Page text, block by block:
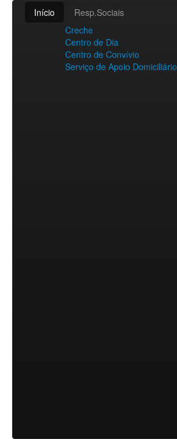
Início
Resp.Sociais
Creche
Centro de Dia
Centro de Convívio
Serviço de Apoio Domiciliário